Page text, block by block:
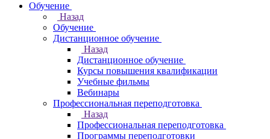
Обучение
Назад
Обучение
Дистанционное обучение
Назад
Дистанционное обучение
Курсы повышения квалификации
Учебные фильмы
Вебинары
Профессиональная переподготовка
Назад
Профессиональная переподготовка
Программы переподготовки